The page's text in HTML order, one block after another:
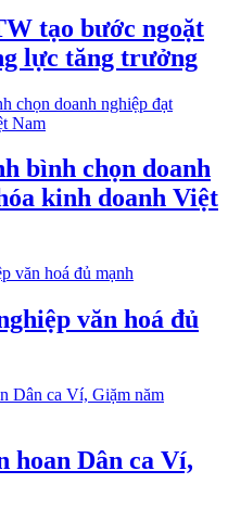
tạo bước ngoặt
lực tăng trưởng
bình chọn doanh
kinh doanh Việt
văn hoá đủ
hoan Dân ca Ví,